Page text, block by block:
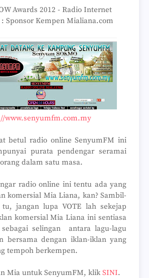
Awards 2012 - Radio Internet
Sponsor Kempen Mialiana.com
www.senyumfm.com.my
betul radio online SenyumFM ini
purata pendengar seramai
dalam satu masa.
radio online ini tentu ada yang
komersial Mia Liana, kan? Sambil-
jangan lupa VOTE lah sekejap
komersial Mia Liana ini sentiasa
selingan antara lagu-lagu
bersama dengan iklan-iklan yang
tempoh berkempen.
Mia untuk SenyumFM, klik SINI.